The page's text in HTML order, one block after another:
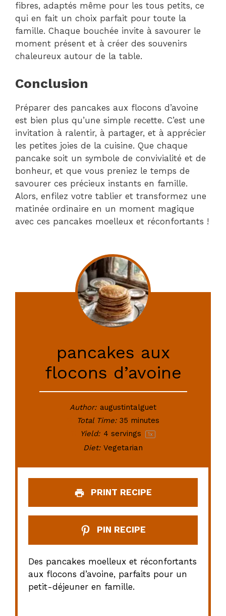
fibres, adaptés même pour les tous petits, ce
qui en fait un choix parfait pour toute la
famille. Chaque bouchée invite à savourer le
moment présent et à créer des souvenirs
chaleureux autour de la table.
Conclusion
Préparer des pancakes aux flocons d’avoine
est bien plus qu’une simple recette. C’est une
invitation à ralentir, à partager, et à apprécier
les petites joies de la cuisine. Que chaque
pancake soit un symbole de convivialité et de
bonheur, et que vous preniez le temps de
savourer ces précieux instants en famille.
Alors, enfilez votre tablier et transformez une
matinée ordinaire en un moment magique
avec ces pancakes moelleux et réconfortants !
pancakes aux
flocons d’avoine
Author: augustintalguet
Total Time: 35 minutes
Yield: 4 servings 1x
Diet: Vegetarian
PRINT RECIPE
PIN RECIPE
Des pancakes moelleux et réconfortants
aux flocons d’avoine, parfaits pour un
petit-déjeuner en famille.